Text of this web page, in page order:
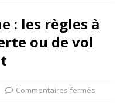
: les règles à
ou de vol
Commentaires fermés